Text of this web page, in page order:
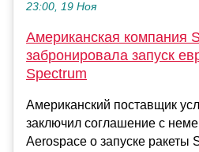
23:00, 19 Ноя
Американская компания
забронировала запуск
Spectrum
Американский поставщик
заключил соглашение с
Aerospace о запуске ракеты